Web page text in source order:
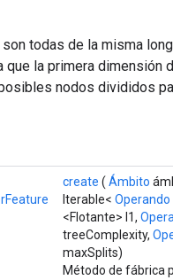
todas de la misma
que la primera
nodos divididos
create ( Ámbito
Iterable< Operando
<Flotante> l1,
treeComplexity,
maxSplits)
Método de fábrica